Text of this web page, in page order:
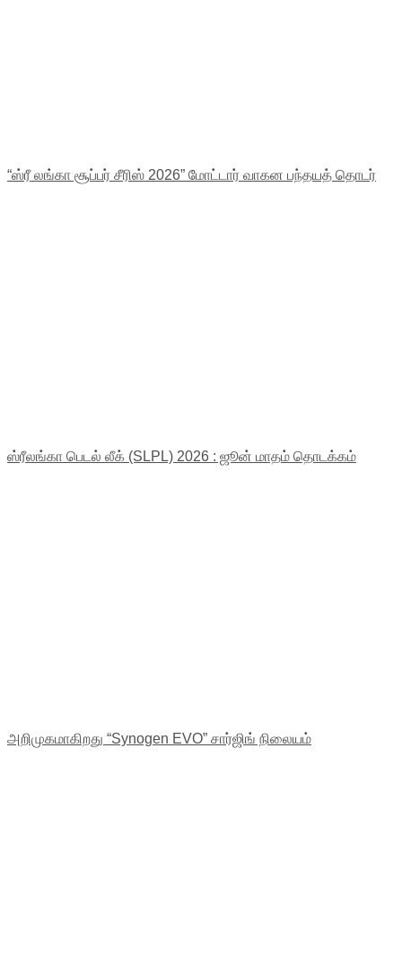
“ஸ்ரீ லங்கா சூப்பர் சீரிஸ் 2026” மோட்டார் வாகன பந்தயத் தொடர்
ஸ்ரீலங்கா பெடல் லீக் (SLPL) 2026 : ஜூன் மாதம் தொடக்கம்
அறிமுகமாகிறது “Synogen EVO” சார்ஜிங் நிலையம்